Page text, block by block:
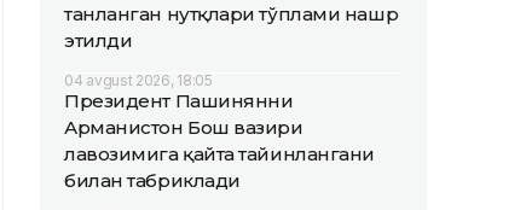
танланган нутқлари тўплами нашр
этилди
04 avgust 2026, 18:05
Президент Пашинянни
Арманистон Бош вазири
лавозимига қайта тайинлангани
билан табриклади